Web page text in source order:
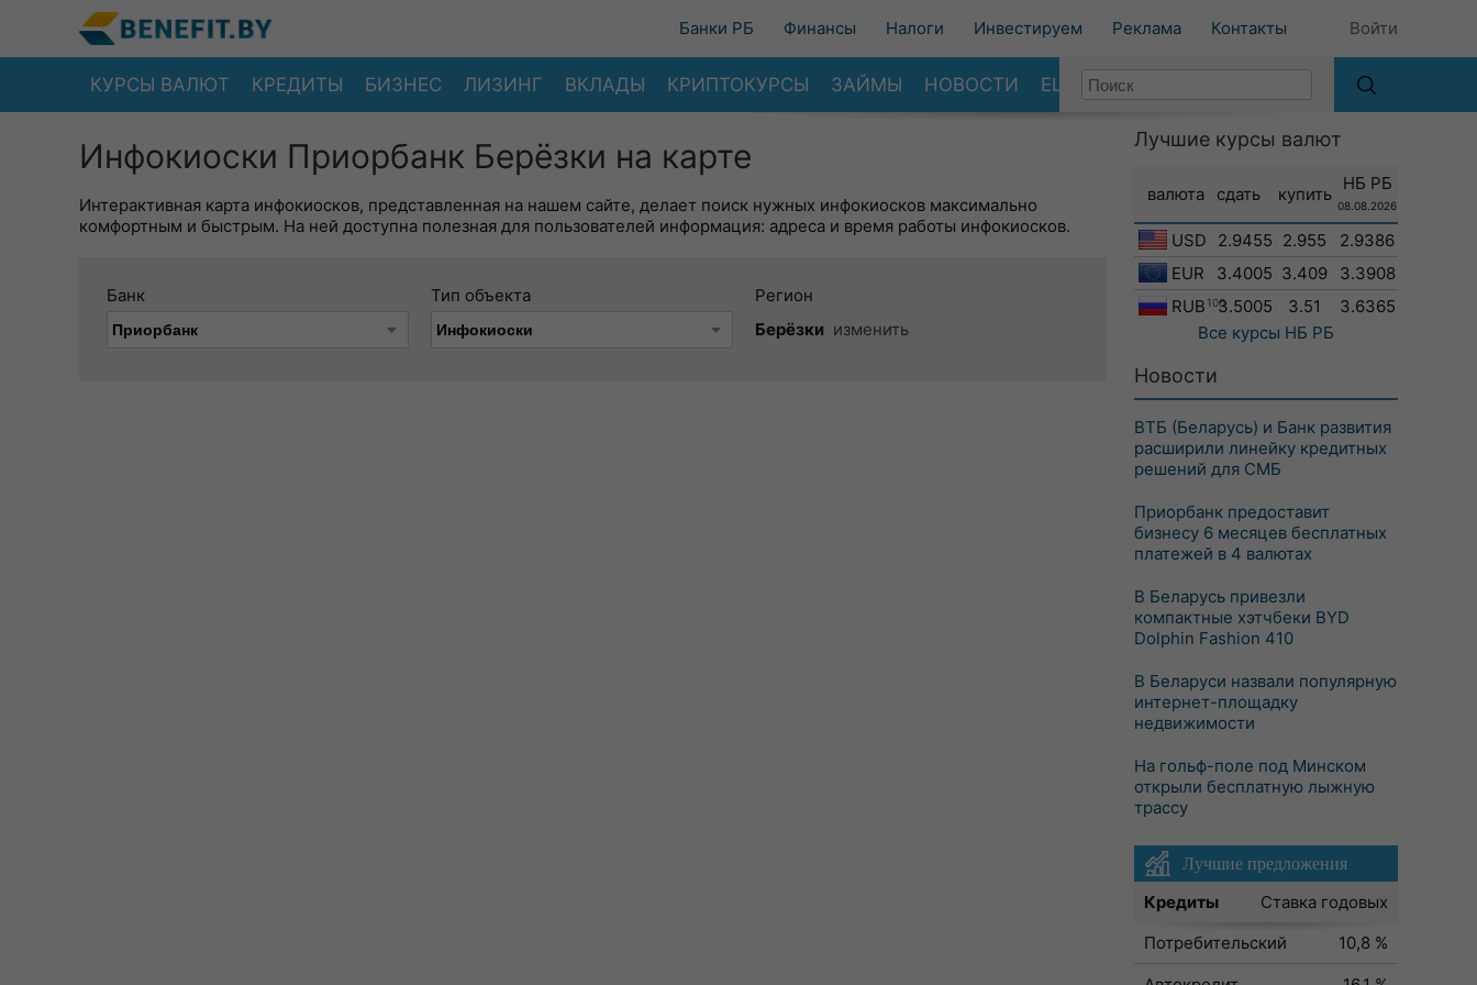
Банки РБ Финансы Налоги Инвестируем Реклама Контакты Войти
КУРСЫ ВАЛЮТ КРЕДИТЫ БИЗНЕС ЛИЗИНГ ВКЛАДЫ КРИПТОКУРСЫ ЗАЙМЫ НОВОСТИ ЕЩЕ
Инфокиоски Приорбанк Берёзки на карте
Интерактивная карта инфокиосков, представленная на нашем сайте, делает поиск нужных инфокиосков максимально
комфортным и быстрым. На ней доступна полезная для пользователей информация: адреса и время работы инфокиосков.
Банк Тип объекта
Регион
Берёзки изменить
Лучшие курсы валют
валюта сдать купить
НБ РБ
08.08.2026
USD 2.9455 2.955
2.9386
EUR
3.4005 3.409
3.3908
RUB 1003.5005 3.51
3.6365
Все курсы НБ РБ
Новости
ВТБ (Беларусь) и Банк развития
расширили линейку кредитных
решений для СМБ
Приорбанк предоставит
бизнесу 6 месяцев бесплатных
платежей в 4 валютах
В Беларусь привезли
компактные хэтчбеки BYD
Dolphin Fashion 410
В Беларуси назвали популярную
интернет-площадку
недвижимости
На гольф-поле под Минском
открыли бесплатную лыжную
трассу
Лучшие предложения
Кредиты
Ставка годовых
Потребительский
10,8 %